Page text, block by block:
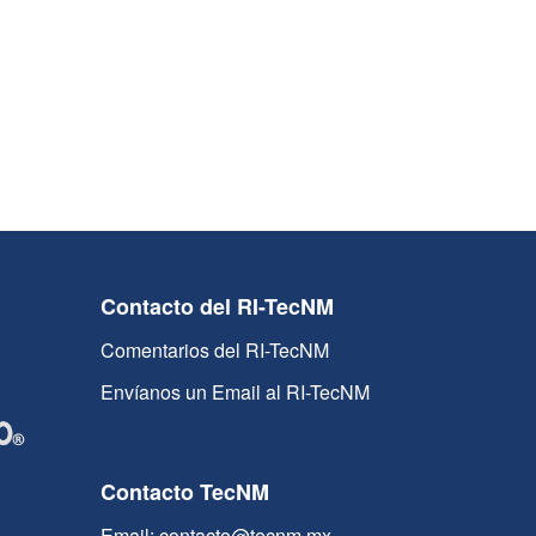
Contacto del RI-TecNM
Comentarios del RI-TecNM
Envíanos un Email al RI-TecNM
Contacto TecNM